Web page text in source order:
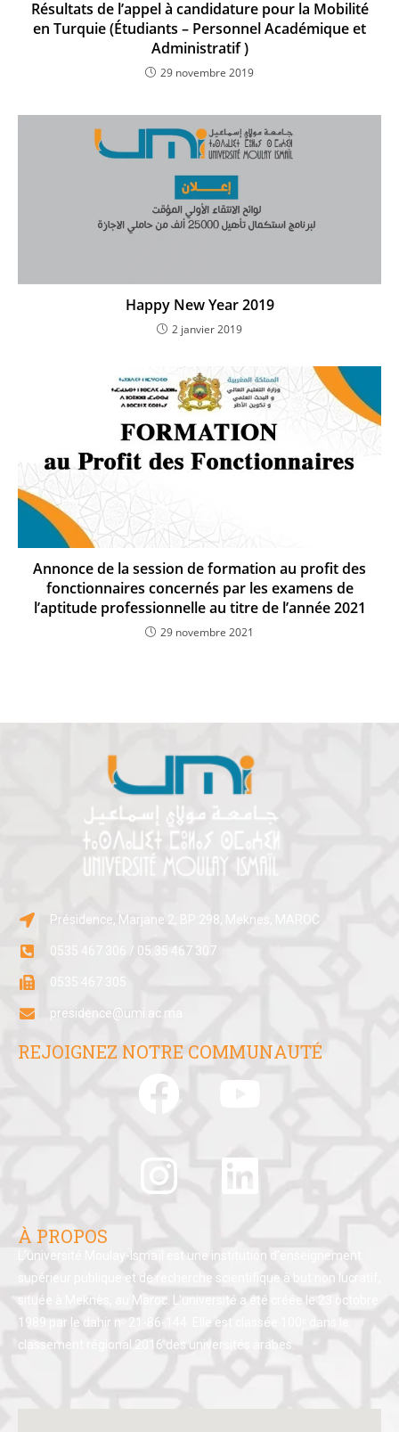
Résultats de l’appel à candidature pour la Mobilité
en Turquie (Étudiants – Personnel Académique et
Administratif )
29 novembre 2019
Happy New Year 2019
2 janvier 2019
Annonce de la session de formation au profit des
fonctionnaires concernés par les examens de
l’aptitude professionnelle au titre de l’année 2021
29 novembre 2021
Présidence, Marjane 2, BP:298, Meknes, MAROC
0535 467 306 / 05 35 467 307
0535 467 305
presidence@umi.ac.ma
REJOIGNEZ NOTRE COMMUNAUTÉ
À PROPOS
L’université Moulay-Ismaïl est une institution d’enseignement
supérieur publique et de recherche scientifique à but non lucratif,
située à Meknès, au Maroc. L’université a été créée le 23 octobre
1989 par le dahir nᵒ 21-86-144. Elle est classée 100ᵉ dans le
classement régional 2016 des universités arabes.